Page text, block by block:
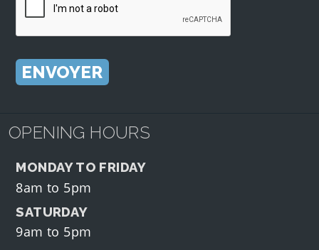
OPENING HOURS
MONDAY TO FRIDAY
8am to 5pm
SATURDAY
9am to 5pm